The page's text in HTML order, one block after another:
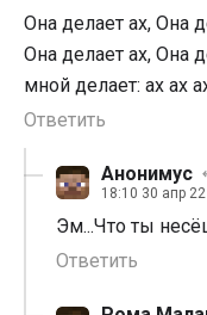
Она делает ах, Она
Она делает ах, Она
мной делает: ах ах
Ответить
Анонимус
18:10 30 апр 22
Эм...Что ты
Ответить